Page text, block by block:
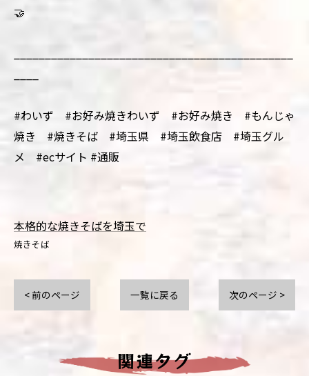
🤝
#わいず #お好み焼きわいず #お好み焼き #もんじゃ
焼き #焼きそば #埼玉県 #埼玉飲食店 #埼玉グル
メ #ecサイト #通販
本格的な焼きそばを埼玉で
焼きそば
< 前のページ 一覧に戻る 次のページ >
関連タグ